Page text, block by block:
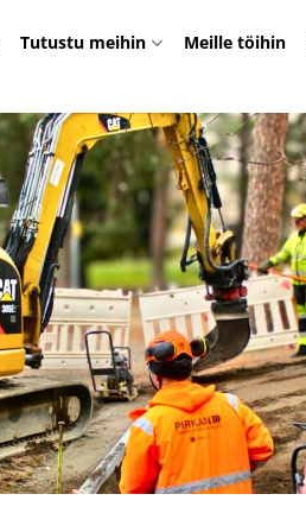
Tutustu meihin Meille töihin